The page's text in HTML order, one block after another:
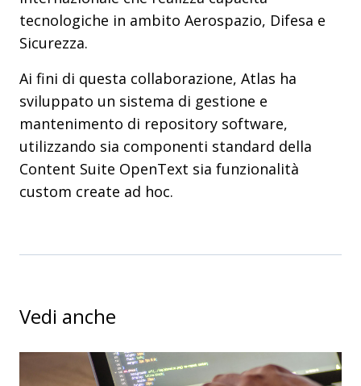
tecnologiche in ambito Aerospazio, Difesa e
Sicurezza.
Ai fini di questa collaborazione, Atlas ha
sviluppato un sistema di gestione e
mantenimento di repository software,
utilizzando sia componenti standard della
Content Suite OpenText sia funzionalità
custom create ad hoc.
Vedi anche